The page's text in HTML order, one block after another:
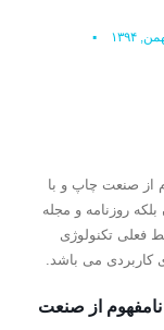
از صنعت چاپ و با
روزنامه و مجله
فعلی تکنولوژی
کاربردی می باشد.
از صنعت